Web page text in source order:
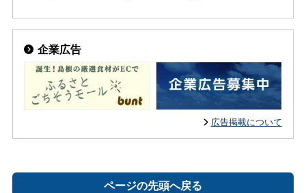
企業広告
広告掲載について
ページの先頭へ戻る